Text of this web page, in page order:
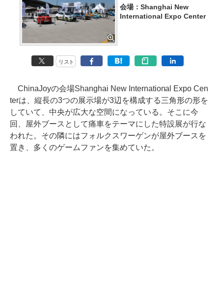
会場：Shanghai New
International Expo Center
リスト
ChinaJoyの会場Shanghai New International Expo Cen
terは、縦長の3つの展示場が3辺を構成する三角形の形を
していて、中央が広大な空間になっている。そこに今
回、屋外ブースとして痛車をテーマにした特設展が行な
われた。その隣にはフォルクスワーゲンが屋外ブースを
置き、多くのゲームファンを集めていた。